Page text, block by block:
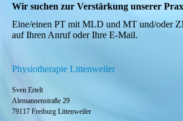
Wir suchen zur Verstärkung unserer
Eine/einen PT mit MLD und MT und/oder
auf Ihren Anruf oder Ihre E-Mail.
Physiotherapie Littenweiler
Sven Ertelt
Alemannenstraße 29
79117 Freiburg Littenweiler